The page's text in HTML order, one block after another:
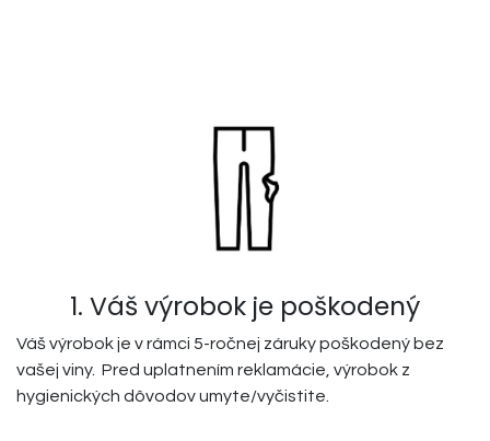
1. Váš výrobok je poškodený
Váš výrobok je v rámci 5-ročnej záruky poškodený bez
vašej viny. Pred uplatnením reklamácie, výrobok z
hygienických dôvodov umyte/vyčistite.